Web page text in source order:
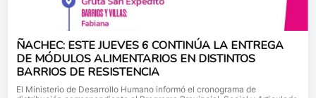
ÑACHEC: ESTE JUEVES 6 CONTINÚA LA ENTREGA
DE MÓDULOS ALIMENTARIOS EN DISTINTOS
BARRIOS DE RESISTENCIA
El Ministerio de Desarrollo Humano informó el cronograma de